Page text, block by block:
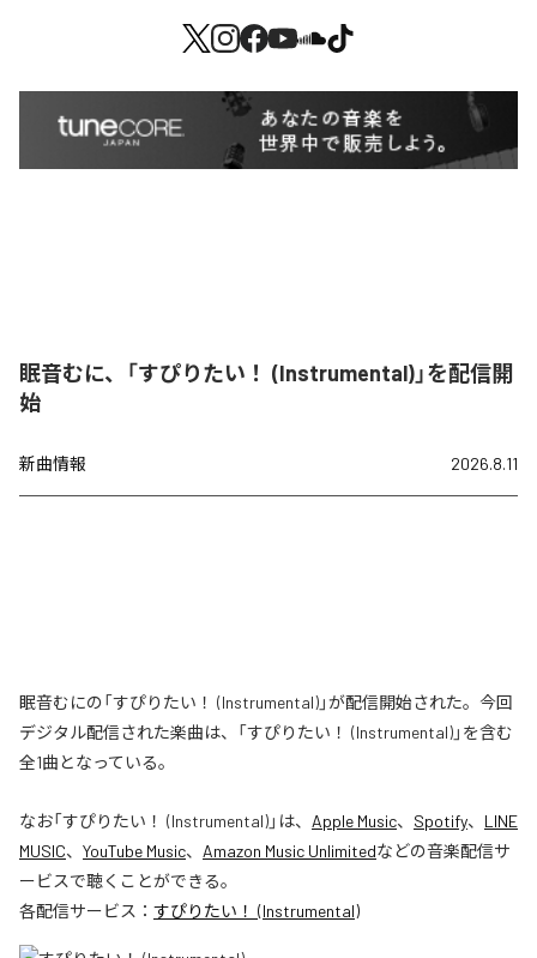
眠音むに、「すぴりたい！ (Instrumental)」を配信開
始
新曲情報 2026.8.11
眠音むにの「すぴりたい！ (Instrumental)」が配信開始された。今回
デジタル配信された楽曲は、「すぴりたい！ (Instrumental)」を含む
全1曲となっている。
なお「すぴりたい！ (Instrumental)」は、 Apple Music、 Spotify、 LINE
MUSIC、 YouTube Music、 Amazon Music Unlimitedなどの音楽配信サ
ービスで聴くことができる。
各配信サービス： すぴりたい！ (Instrumental)